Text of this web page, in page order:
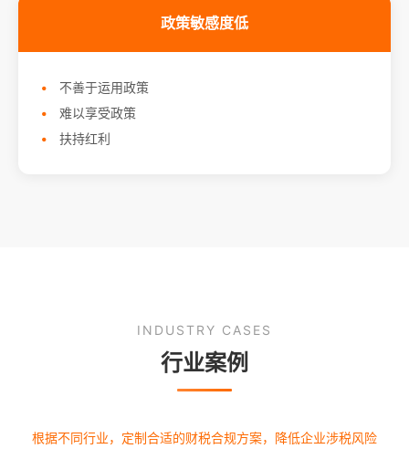
政策敏感度低
不善于运用政策
难以享受政策
扶持红利
INDUSTRY CASES
行业案例
根据不同行业，定制合适的财税合规方案，降低企业涉税风险